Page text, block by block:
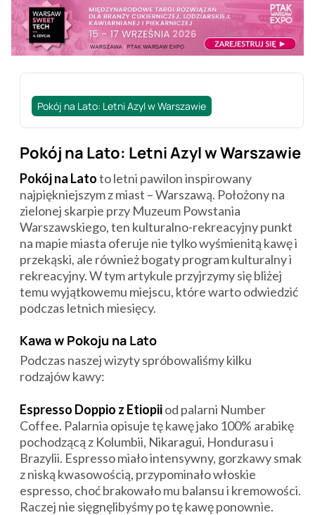
Pokój na Lato: Letni Azyl w Warszawie
Pokój na Lato: Letni Azyl w Warszawie
Pokój na Latoto letni pawilon inspirowany
najpiękniejszym z miast – Warszawą. Położony na
zielonej skarpie przy Muzeum Powstania
Warszawskiego, ten kulturalno-rekreacyjny punkt
na mapie miasta oferuje nie tylko wyśmienitą kawę i
przekąski, ale również bogaty program kulturalny i
rekreacyjny. W tym artykule przyjrzymy się bliżej
temu wyjątkowemu miejscu, które warto odwiedzić
podczas letnich miesięcy.
Kawa w Pokoju na Lato
Podczas naszej wizyty spróbowaliśmy kilku
rodzajów kawy:
Espresso Doppio z Etiopiiod palarni Number
Coffee. Palarnia opisuje tę kawę jako 100% arabikę
pochodzącą z Kolumbii, Nikaragui, Hondurasu i
Brazylii. Espresso miało intensywny, gorzkawy smak
z niską kwasowością, przypominało włoskie
espresso, choć brakowało mu balansu i kremowości.
Raczej nie sięgnęlibyśmy po tę kawę ponownie.